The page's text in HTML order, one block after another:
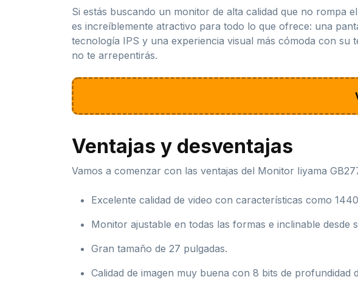
Si estás buscando un monitor de alta calidad que no rompa
es increíblemente atractivo para todo lo que ofrece: una
tecnología IPS y una experiencia visual más cómoda con
no te arrepentirás.
Ventajas y desventajas
Vamos a comenzar con las ventajas del Monitor Iiyama
Excelente calidad de video con características como
Monitor ajustable en todas las formas e inclinable desde
Gran tamaño de 27 pulgadas.
Calidad de imagen muy buena con 8 bits de profundidad